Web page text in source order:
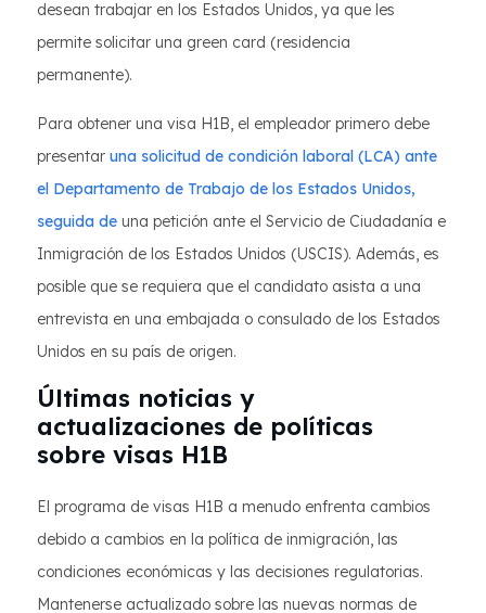
desean trabajar en los Estados Unidos, ya que les
permite solicitar una green card (residencia
permanente).
Para obtener una visa H1B, el empleador primero debe
presentar una solicitud de condición laboral (LCA) ante
el Departamento de Trabajo de los Estados Unidos,
seguida de una petición ante el Servicio de Ciudadanía e
Inmigración de los Estados Unidos (USCIS). Además, es
posible que se requiera que el candidato asista a una
entrevista en una embajada o consulado de los Estados
Unidos en su país de origen.
Últimas noticias y
actualizaciones de políticas
sobre visas H1B
El programa de visas H1B a menudo enfrenta cambios
debido a cambios en la política de inmigración, las
condiciones económicas y las decisiones regulatorias.
Mantenerse actualizado sobre las nuevas normas de